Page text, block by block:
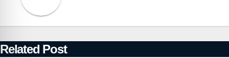
Related Post